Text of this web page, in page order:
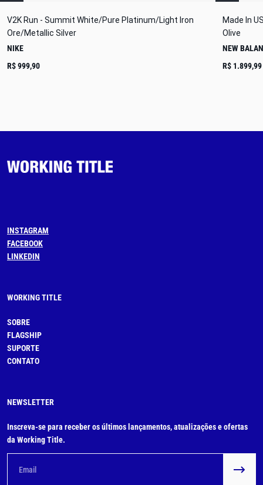
V2K Run - Summit White/Pure Platinum/Light Iron
Ore/Metallic Silver
NIKE
R$ 999,90
Made In
Olive
NEW
R$ 1.899,99
INSTAGRAM
FACEBOOK
LINKEDIN
WORKING TITLE
SOBRE
FLAGSHIP
SUPORTE
CONTATO
NEWSLETTER
Inscreva-se para receber os últimos lançamentos, atualizações e ofertas
da Working Title.